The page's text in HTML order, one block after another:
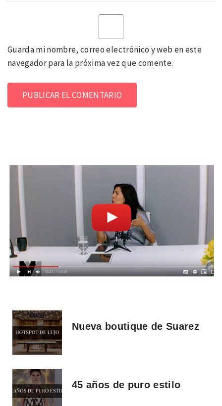
Guarda mi nombre, correo electrónico y web en este
navegador para la próxima vez que comente.
Nueva boutique de Suarez
45 años de puro estilo